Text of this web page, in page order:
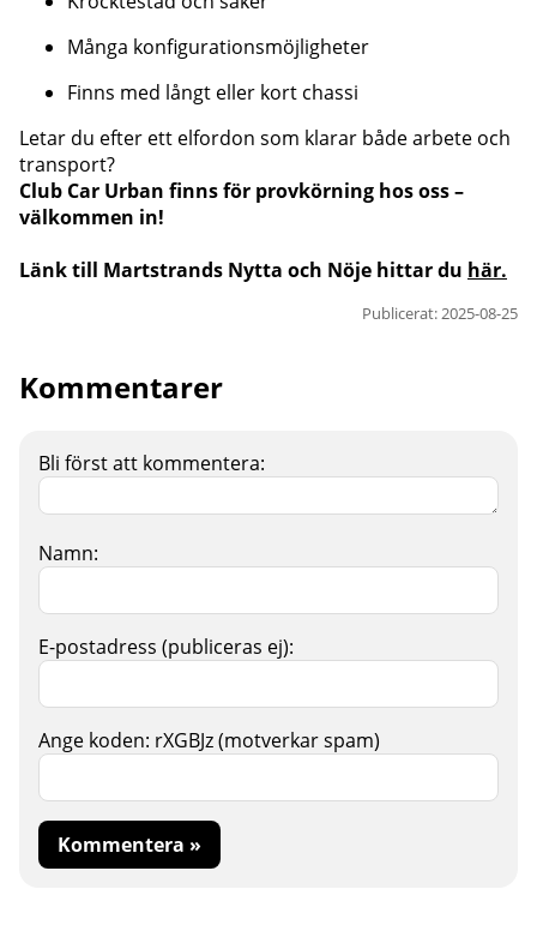
Många konfigurationsmöjligheter
Finns med långt eller kort chassi
Letar du efter ett elfordon som klarar både arbete och
transport?
Club Car Urban finns för provkörning hos oss –
välkommen in!
Länk till Martstrands Nytta och Nöje hittar du här.
Publicerat: 2025-08-25
Kommentarer
Bli först att kommentera:
Namn:
E-postadress (publiceras ej):
Ange koden: rXGBJz(motverkar spam)
Kommentera »